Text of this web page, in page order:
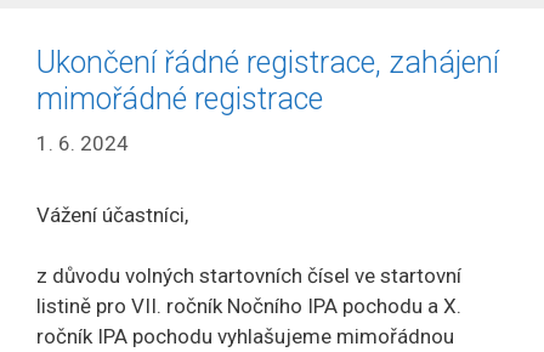
Ukončení řádné registrace, zahájení
mimořádné registrace
1. 6. 2024
Vážení účastníci,
z důvodu volných startovních čísel ve startovní
listině pro VII. ročník Nočního IPA pochodu a X.
ročník IPA pochodu vyhlašujeme mimořádnou